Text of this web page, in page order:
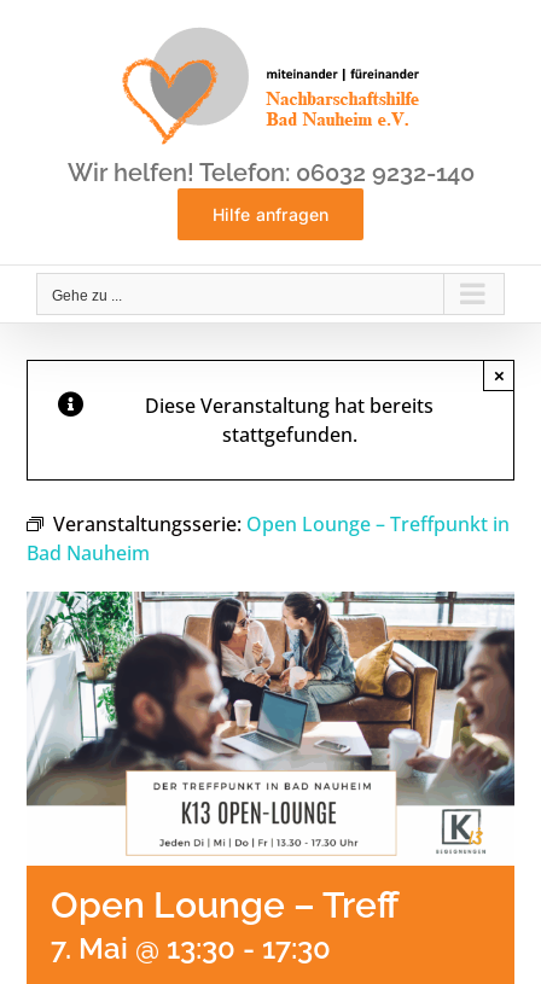
Wir helfen! Telefon: 06032 9232-140
Hilfe anfragen
Gehe zu ...
Diese Veranstaltung hat bereits
stattgefunden.
×
Veranstaltungsserie: Open Lounge – Treffpunkt in
Bad Nauheim
Open Lounge – Treff
7. Mai @ 13:30 - 17:30